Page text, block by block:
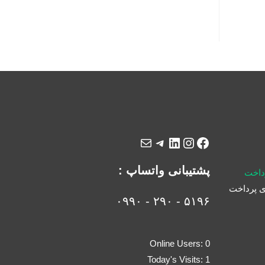
پرداخت
پشتیبانی واتساپ :
۵۱۹۶ - ۲۹۰ - ۰۹۹۰
Online Users: 0
Today's Visits: 1